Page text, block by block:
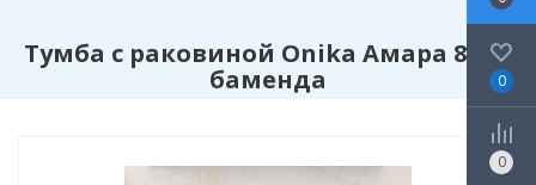
Тумба с раковиной Onika Амара 85.13
баменда
0
0